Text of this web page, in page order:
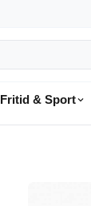
Fritid & Sport